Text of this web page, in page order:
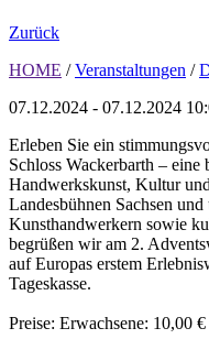
Zurück
HOME / Veranstaltungen /
07.12.2024 - 07.12.2024
Erleben Sie ein
Schloss Wackerbarth – eine
Handwerkskunst, Kultur
Landesbühnen Sachsen und
Kunsthandwerkern sowie
begrüßen wir am 2.
auf Europas erstem
Tageskasse.
Preise: Erwachsene: 10,00